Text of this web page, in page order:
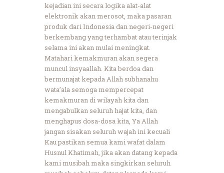
kejadian ini secara logika alat-alat
elektronik akan merosot, maka pasaran
produk dari Indonesia dan negeri-negeri
berkembang yang terhambat atau terinjak
selama ini akan mulai meningkat.
Matahari kemakmuran akan segera
muncul insyaallah. Kita berdoa dan
bermunajat kepada Allah subhanahu
wata’ala semoga mempercepat
kemakmuran di wilayah kita dan
mengabulkan seluruh hajat kita, dan
menghapus dosa-dosa kita, Ya Allah
jangan sisakan seluruh wajah ini kecuali
Kau pastikan semua kami wafat dalam
Husnul Khatimah, jika akan datang kepada
kami musibah maka singkirkan seluruh